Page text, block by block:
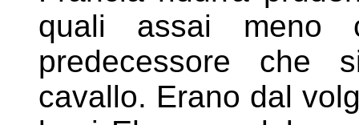
quali assai meno
predecessore che
cavallo. Erano dal